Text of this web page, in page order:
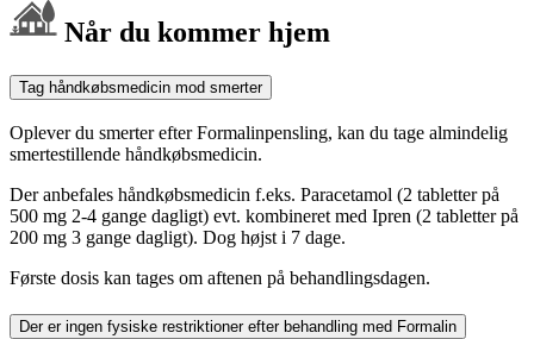
Når du kommer hjem
Tag håndkøbsmedicin mod smerter
Oplever du smerter efter Formalinpensling, kan du tage almindelig
smertestillende håndkøbsmedicin.
Der anbefales håndkøbsmedicin f.eks. Paracetamol (2 tabletter på
500 mg 2-4 gange dagligt) evt. kombineret med Ipren (2 tabletter på
200 mg 3 gange dagligt). Dog højst i 7 dage.
Første dosis kan tages om aftenen på behandlingsdagen.
Der er ingen fysiske restriktioner efter behandling med Formalin